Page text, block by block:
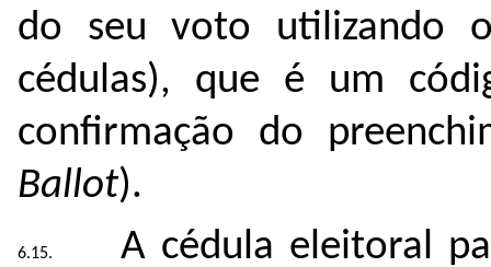
do seu voto utilizando
cédulas), que é um
conﬁrmação do
Ballot).
A cédula eleitoral